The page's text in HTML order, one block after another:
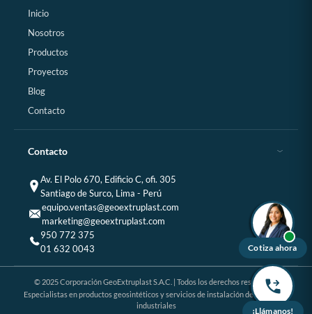
Inicio
Nosotros
Productos
Proyectos
Blog
Contacto
Contacto
Av. El Polo 670, Edificio C, ofi. 305
Santiago de Surco, Lima - Perú
equipo.ventas@geoextruplast.com
marketing@geoextruplast.com
950 772 375
01 632 0043
© 2025 Corporación GeoExtruplast S.A.C. | Todos los derechos reservados
Especialistas en productos geosintéticos y servicios de instalación de proyectos
industriales
Cotiza ahora
¡Llámanos!